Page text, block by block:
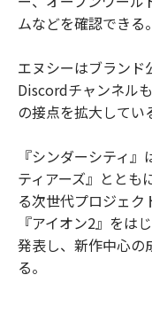
ムなどを確認できる。
エヌシーはブランド
Discordチャンネル
の接点を拡大してい
『シンダーシティ
ティアーズ』ととも
る次世代プロジェ
『アイオン2』をは
発表し、新作中心の
る。